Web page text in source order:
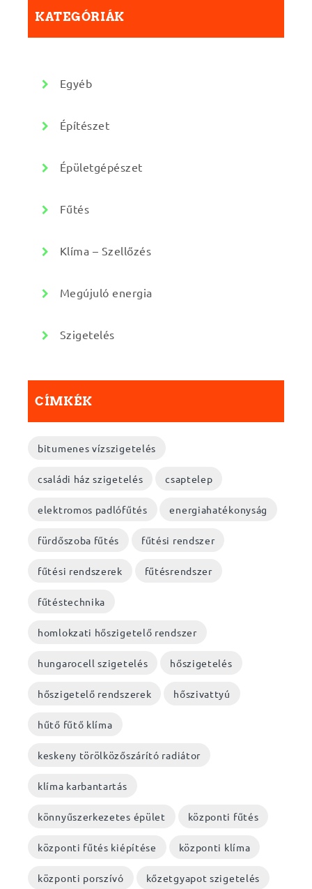
KATEGÓRIÁK
Egyéb
Építészet
Épületgépészet
Fűtés
Klíma – Szellőzés
Megújuló energia
Szigetelés
CÍMKÉK
bitumenes vízszigetelés
családi ház szigetelés csaptelep
elektromos padlófűtés energiahatékonyság
fürdőszoba fűtés fűtési rendszer
fűtési rendszerek fűtésrendszer
fűtéstechnika
homlokzati hőszigetelő rendszer
hungarocell szigetelés hőszigetelés
hőszigetelő rendszerek hőszivattyú
hűtő fűtő klíma
keskeny törölközőszárító radiátor
klíma karbantartás
könnyűszerkezetes épület központi fűtés
központi fűtés kiépítése központi klíma
központi porszívó kőzetgyapot szigetelés